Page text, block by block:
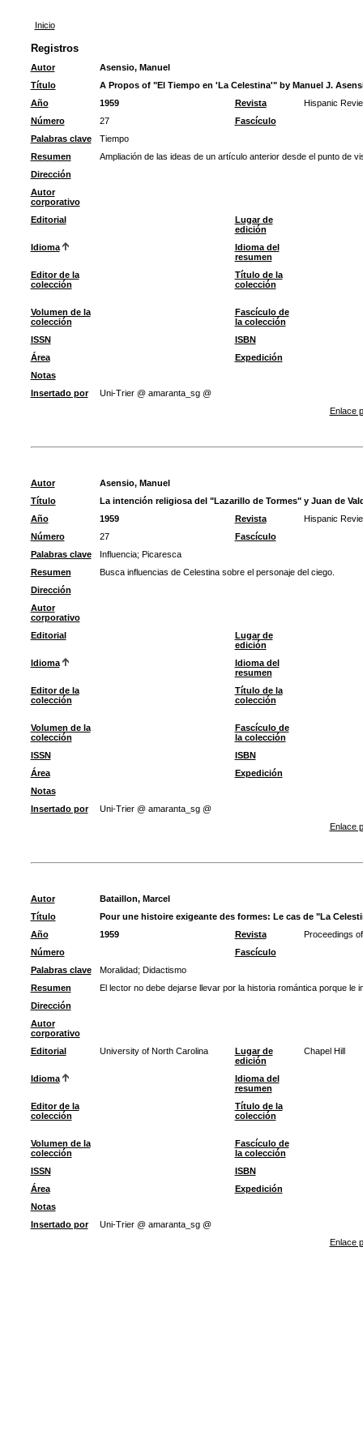
Inicio
Registros
Autor
Asensio, Manuel
Título
A Propos of "El Tiempo en 'La Celestina'" by Manuel J.
Año
1959 Revista
Hispanic
Número
27
Fascículo
Palabras clave
Tiempo
Resumen
Ampliación de las ideas de un artículo anterior desde el punto de
Dirección
Autor
corporativo
Editorial
Lugar de
edición
Idioma
Idioma del
resumen
Editor de la
colección
Título de la
colección
Volumen de la
colección
Fascículo de
la colección
ISSN
ISBN
Área
Expedición
Notas
Insertado por
Uni-Trier @ amaranta_sg @
Enlace
Autor
Asensio, Manuel
Título
La intención religiosa del "Lazarillo de Tormes" y Juan de
Año
1959 Revista
Hispanic
Número
27
Fascículo
Palabras clave
Influencia; Picaresca
Resumen
Busca influencias de Celestina sobre el personaje del ciego.
Dirección
Autor
corporativo
Editorial
Lugar de
edición
Idioma
Idioma del
resumen
Editor de la
colección
Título de la
colección
Volumen de la
colección
Fascículo de
la colección
ISSN
ISBN
Área
Expedición
Notas
Insertado por
Uni-Trier @ amaranta_sg @
Enlace
Autor
Bataillon, Marcel
Título
Pour une histoire exigeante des formes: Le cas de "La
Año
1959 Revista
Proceedings
Número
Fascículo
Palabras clave
Moralidad; Didactismo
Resumen
El lector no debe dejarse llevar por la historia romántica porque
Dirección
Autor
corporativo
Editorial
University of North Carolina
Lugar de
edición
Chapel Hill
Idioma
Idioma del
resumen
Editor de la
colección
Título de la
colección
Volumen de la
colección
Fascículo de
la colección
ISSN
ISBN
Área
Expedición
Notas
Insertado por
Uni-Trier @ amaranta_sg @
Enlace